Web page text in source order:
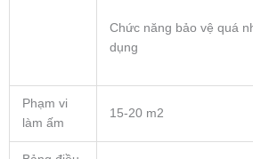
Chức năng bảo vệ quá
dụng
Phạm vi
làm ấm
15-20 m2